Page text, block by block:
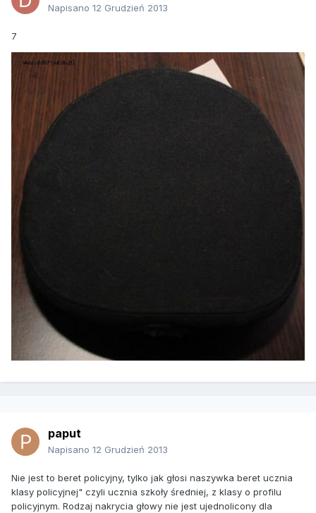
Napisano 12 Grudzień 2013
7
paput
Napisano 12 Grudzień 2013
Nie jest to beret policyjny, tylko jak głosi naszywka beret ucznia
klasy policyjnej" czyli ucznia szkoły średniej, z klasy o profilu
policyjnym. Rodzaj nakrycia głowy nie jest ujednolicony dla